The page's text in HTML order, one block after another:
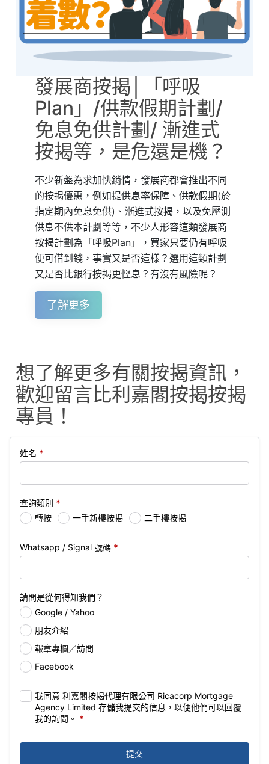
發展商按揭│「呼吸
Plan」/供款假期計劃/
免息免供計劃/ 漸進式
按揭等，是危還是機？
不少新盤為求加快銷情，發展商都會推出不同
的按揭優惠，例如提供息率保障、供款假期(於
指定期內免息免供)、漸進式按揭，以及免壓測
供息不供本計劃等等，不少人形容這類發展商
按揭計劃為「呼吸Plan」，買家只要仍有呼吸
便可借到錢，事實又是否這樣？選用這類計劃
又是否比銀行按揭更慳息？有沒有風險呢？
了解更多
想了解更多有關按揭資訊，
歡迎留言比利嘉閣按揭按揭
專員！
姓名 *
查詢類別 *
轉按
一手新樓按揭 二手樓按揭
Whatsapp / Signal 號碼 *
請問是從何得知我們？
Google / Yahoo
朋友介紹
報章專欄／訪問
Facebook
我同意 利嘉閣按揭代理有限公司 Ricacorp Mortgage
Agency Limited 存儲我提交的信息，以便他們可以回覆
我的詢問。 *
提交